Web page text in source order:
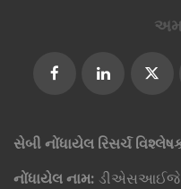
સેબી નોંધાયેલ રિસર્ચ
નોંધાયેલ નામ: ડીએસઆઈજે